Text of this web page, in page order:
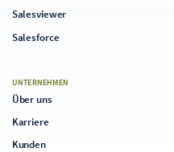
Salesviewer
Salesforce
UNTERNEHMEN
Über uns
Karriere
Kunden